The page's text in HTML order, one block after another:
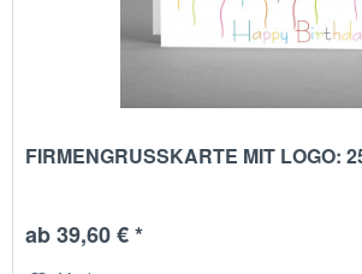
FIRMENGRUSSKARTE MIT LOGO:
ab 39,60 € *